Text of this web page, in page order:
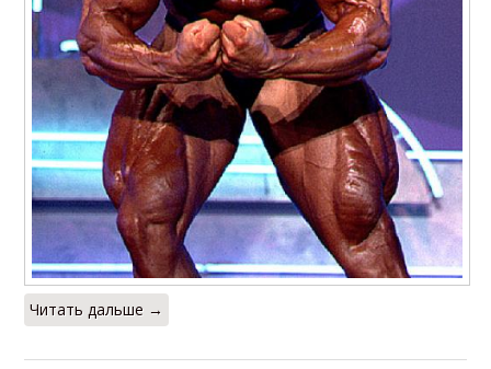
Читать дальше →